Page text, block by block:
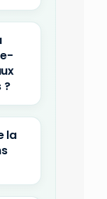
?
la